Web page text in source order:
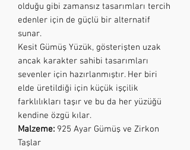
olduğu gibi zamansız tasarımları tercih
edenler için de güçlü bir alternatif
sunar.
Kesit Gümüş Yüzük, gösterişten uzak
ancak karakter sahibi tasarımları
sevenler için hazırlanmıştır. Her biri
elde üretildiği için küçük işçilik
farklılıkları taşır ve bu da her yüzüğü
kendine özgü kılar.
Malzeme: 925 Ayar Gümüş ve Zirkon
Taşlar